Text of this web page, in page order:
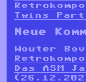
Twins
Neue
Wouter
Das ASM